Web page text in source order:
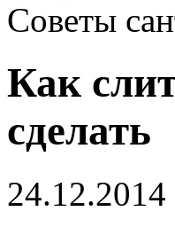
Советы
Как
сделать
24.12.2014